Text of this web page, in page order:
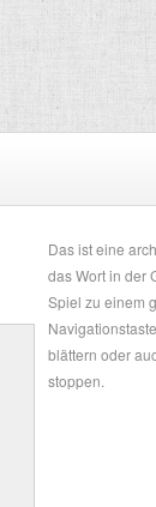
Das ist eine
das Wort in der
Spiel zu einem
blättern oder
stoppen.